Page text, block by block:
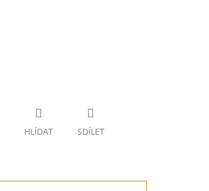
HLÍDAT SDÍLET